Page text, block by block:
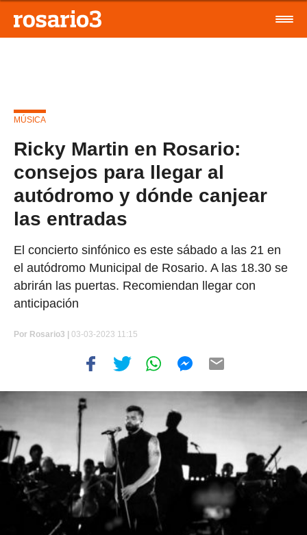
MÚSICA
Ricky Martin en Rosario:
consejos para llegar al
autódromo y dónde canjear
las entradas
El concierto sinfónico es este sábado a las 21 en
el autódromo Municipal de Rosario. A las 18.30 se
abrirán las puertas. Recomiendan llegar con
anticipación
Por Rosario3 | 03-03-2023 11:15